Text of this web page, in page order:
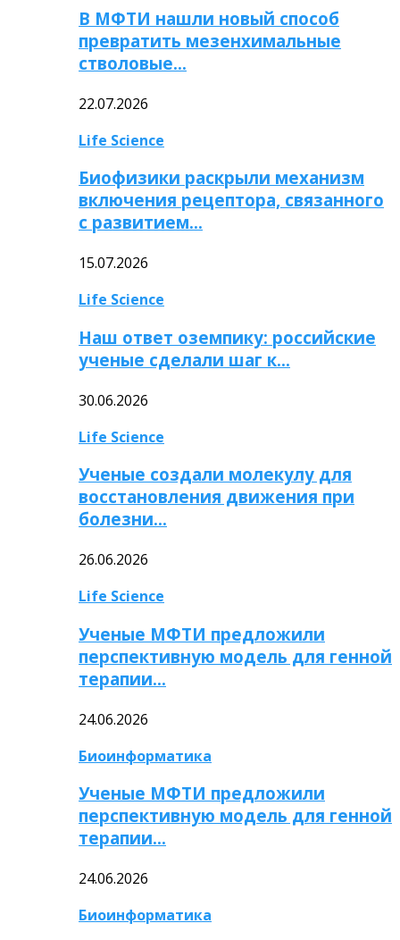
В МФТИ нашли новый способ
превратить мезенхимальные
стволовые…
22.07.2026
Life Science
Биофизики раскрыли механизм
включения рецептора, связанного
с развитием…
15.07.2026
Life Science
Наш ответ оземпику: российские
ученые сделали шаг к…
30.06.2026
Life Science
Ученые создали молекулу для
восстановления движения при
болезни…
26.06.2026
Life Science
Ученые МФТИ предложили
перспективную модель для генной
терапии…
24.06.2026
Биоинформатика
Ученые МФТИ предложили
перспективную модель для генной
терапии…
24.06.2026
Биоинформатика